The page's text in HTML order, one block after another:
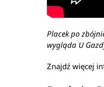
Placek po
wygląda U
Znajdź więcej